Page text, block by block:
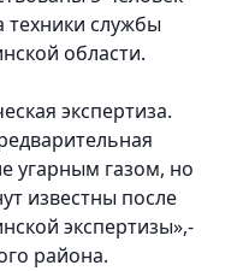
техники службы
области.
экспертиза.
угарным газом, но
известны после
экспертизы»,-
района.